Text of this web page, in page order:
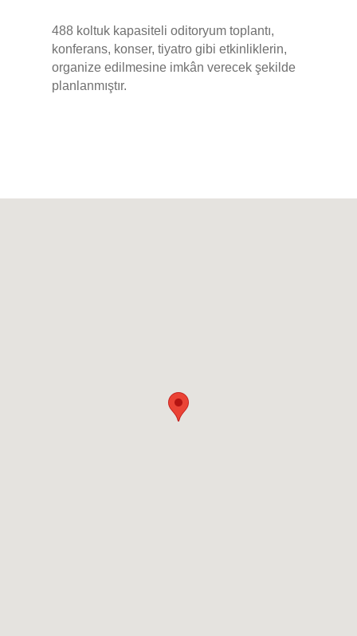
488 koltuk kapasiteli oditoryum toplantı,
konferans, konser, tiyatro gibi etkinliklerin,
organize edilmesine imkân verecek şekilde
planlanmıştır.